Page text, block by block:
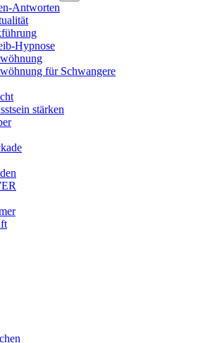
Antworten
Hypnose
für Schwangere
stärken